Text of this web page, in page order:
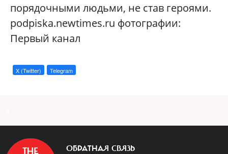
порядочными людьми, не став героями.
podpiska.newtimes.ru фотографии:
Первый канал
X (Twitter) Telegram
ОБРАТНАЯ СВЯЗЬ